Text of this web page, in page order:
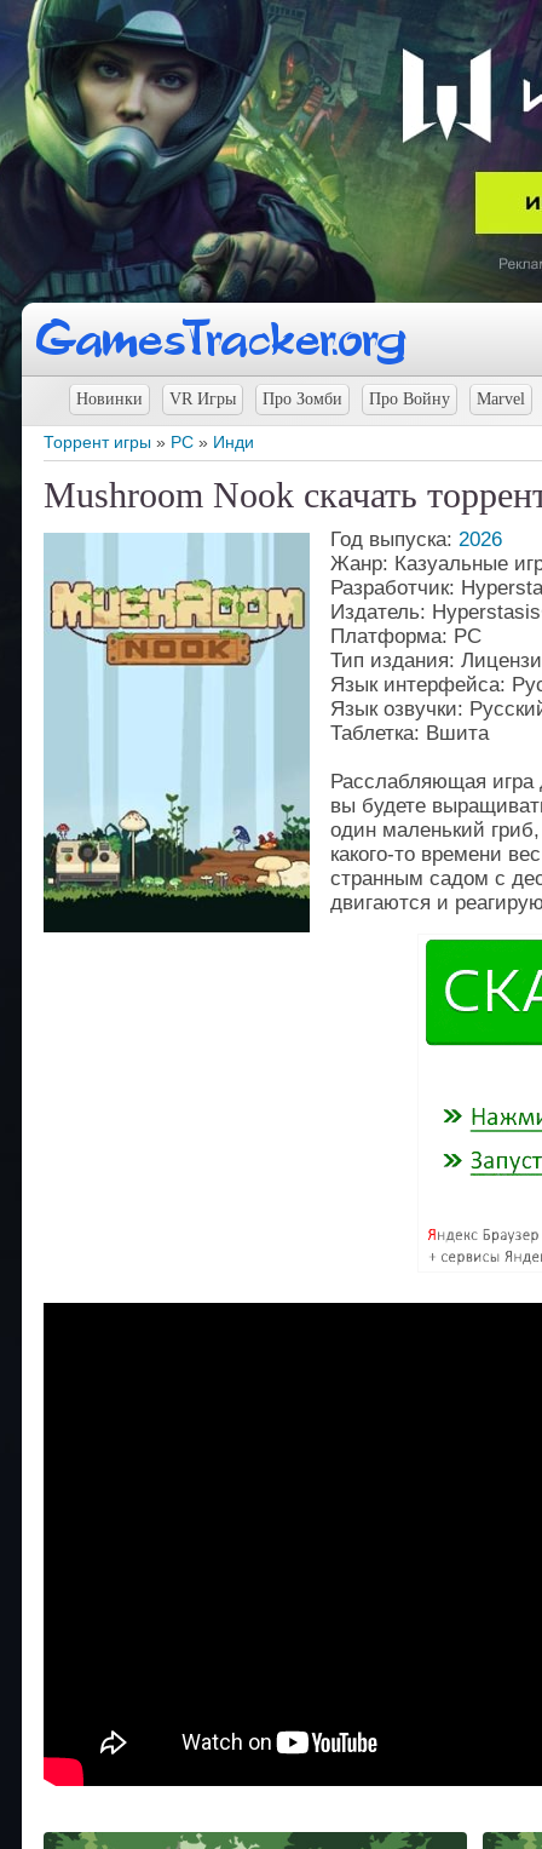
Новинки VR Игры Про Зомби Про Войну Marvel
Торрент игры » PC » Инди
Mushroom Nook скачать
Год выпуска: 2026
Жанр: Казуальные
Разработчик:
Издатель:
Платформа: PC
Тип издания:
Язык интерфейса:
Язык озвучки:
Таблетка: Вшита
Расслабляющая игра
вы будете
один маленький
какого-то времени
странным садом с
двигаются и